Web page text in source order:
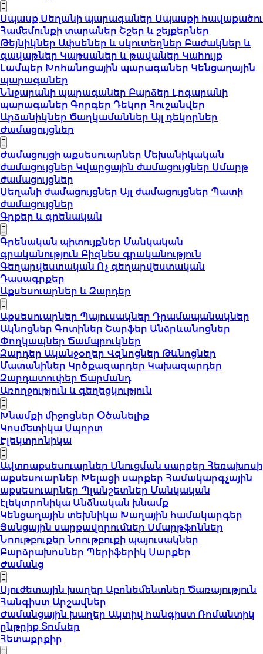
Սպասք Սեղանի պարագաներ Սպասքի հավաքածու
Համեմունքի տարաներ Շշեր և շեյքերներ
Թեյնիկներ Ափսեներ և սկուտեղներ Բաժակներ և
գավաթներ Կաթսաներ և թավաներ Կահույք
Լամպեր Խոհանոցային պարագաներ Կենցաղային
պարագաներ
Ննջարանի պարագաներ Բարձեր Լոգարանի
պարագաներ Գորգեր Դեկոր Հուշանվեր
Արձանիկներ Ծաղկամաններ Այլ դեկորներ
Ժամացույցներ
Ժամացույցի աքսեսուարներ Մեխանիկական
ժամացույցներ Կվարցային ժամացույցներ Սմարթ
ժամացույցներ
Սեղանի ժամացույցներ Այլ ժամացույցներ Պատի
ժամացույցներ
Գրքեր և գրենական
Գրենական պիտույքներ Մանկական
գրականություն Բիզնես գրականություն
Գեղարվեստական Ոչ գեղարվեստական
Դասագրքեր
Աքսեսուարներ և Զարդեր
Աքսեսուարներ Պայուսակներ Դրամապանակներ
Ակնոցներ Գոտիներ Շարֆեր Անձրևանոցներ
Փողկապներ Ճամպրուկներ
Զարդեր Ականջօղեր Վզնոցներ Թևնոցներ
Մատանիներ Կրծքազարդեր Կախազարդեր
Զարդատուփեր Ճարմանդ
Առողջություն և գեղեցկություն
Խնամքի միջոցներ Օծանելիք
Կոսմետիկա Սպորտ
Էլեկտրոնիկա
Ավտոաքսեսուարներ Սնուցման սարքեր Հեռախոսի
աքսեսուարներ Խելացի սարքեր Համակարգչային
աքսեսուարներ Պլանշետներ Մանկական
էլեկտրոնիկա Անձնական խնամք
Կենցաղային տեխնիկա Խաղային համակարգեր
Ցանցային սարքավորումներ Սմարթֆոններ
ՆոութբուքերՆոութբուքի պայուսակներ
Բարձրախոսներ Պերիֆերիկ Սարքեր
Ժամանց
Սյուժետային խաղեր Աբոնեմենտներ Ծառայություն
Հանգիստ Արշավներ
Ժամանցային խաղեր Ակտիվ հանգիստ Ռոմանտիկ
ընթրիք Տոմսեր
Հետաքրքիր